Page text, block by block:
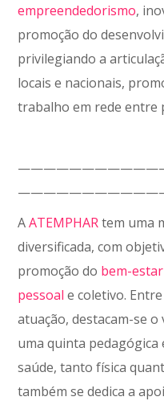
empreendedorismo,
promoção do
privilegiando a
locais e nacionais,
trabalho em rede entre
AATEMPHARtem uma
diversificada, com
promoção do bem-estar
pessoal e coletivo.
atuação, destacam-se
uma quinta pedagógica
saúde, tanto física
também se dedica a